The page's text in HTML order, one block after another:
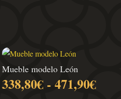
Mueble modelo León
338,80€ - 471,90€